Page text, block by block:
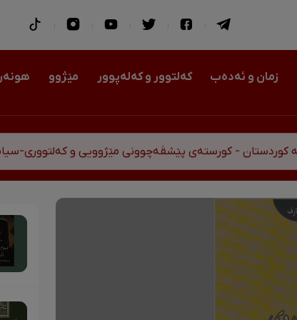
زمان و ئەدەب کەلتوور و کەلەپوور مێژوو هونەر
- کورستەی پێشڤەچوونی مێژوویی و کەلتووری-سیاسی